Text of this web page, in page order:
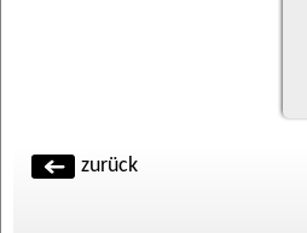
zurück